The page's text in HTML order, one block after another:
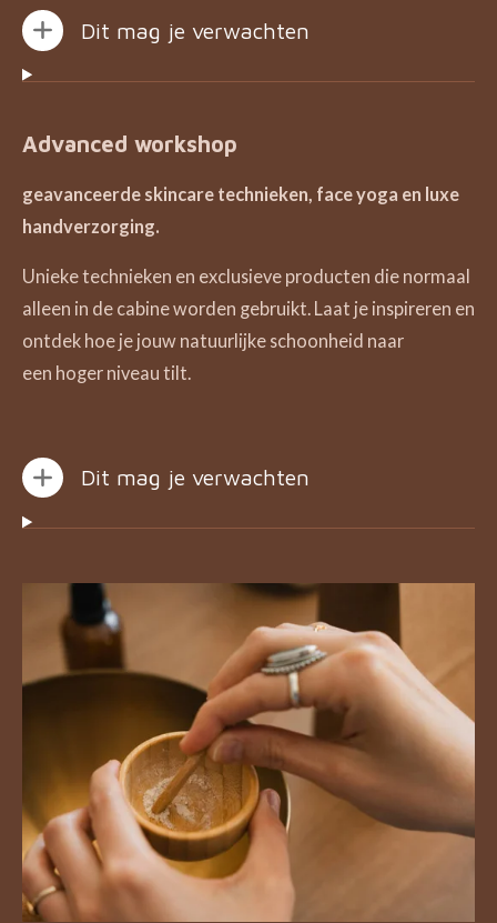
Dit mag je verwachten
Advanced workshop
geavanceerde skincare technieken, face yoga en luxe
handverzorging.
Unieke technieken en exclusieve producten die normaal
alleen in de cabine worden gebruikt. Laat je inspireren en
ontdek hoe je jouw natuurlijke schoonheid naar
een hoger niveau tilt.
Dit mag je verwachten